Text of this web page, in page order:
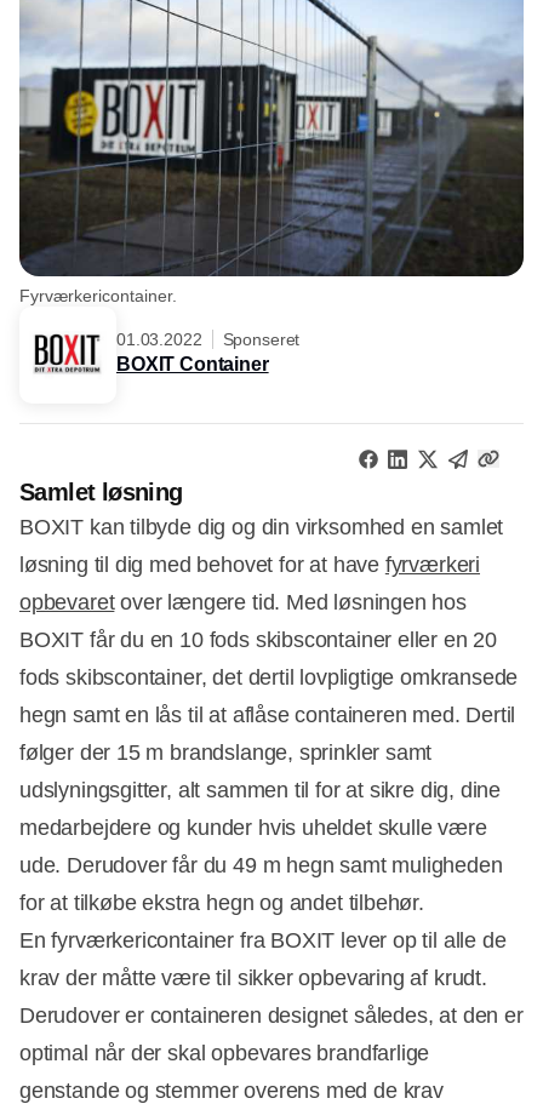
Fyrværkericontainer.
01.03.2022 Sponseret
BOXIT Container
Samlet løsning
BOXIT kan tilbyde dig og din virksomhed en samlet
løsning til dig med behovet for at have fyrværkeri
opbevaretover længere tid. Med løsningen hos
BOXIT får du en 10 fods skibscontainer eller en 20
fods skibscontainer, det dertil lovpligtige omkransede
hegn samt en lås til at aflåse containeren med. Dertil
følger der 15 m brandslange, sprinkler samt
udslyningsgitter, alt sammen til for at sikre dig, dine
medarbejdere og kunder hvis uheldet skulle være
ude. Derudover får du 49 m hegn samt muligheden
for at tilkøbe ekstra hegn og andet tilbehør.
En fyrværkericontainer fra BOXIT lever op til alle de
krav der måtte være til sikker opbevaring af krudt.
Derudover er containeren designet således, at den er
optimal når der skal opbevares brandfarlige
genstande og stemmer overens med de krav